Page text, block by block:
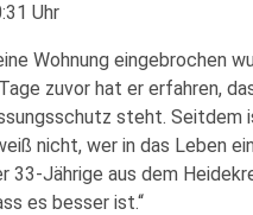
Uhr
Wohnung eingebrochen
zuvor hat er erfahren,
steht. Seitdem
nicht, wer in das Leben
33-Jährige aus dem
es besser ist.“